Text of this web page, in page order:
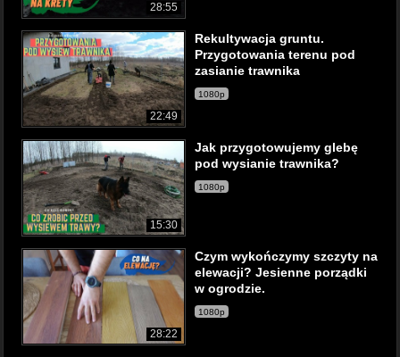
28:55
22:49
Rekultywacja gruntu.
Przygotowania terenu pod
zasianie trawnika
1080p
15:30
Jak przygotowujemy glebę
pod wysianie trawnika?
1080p
28:22
Czym wykończymy szczyty na
elewacji? Jesienne porządki
w ogrodzie.
1080p